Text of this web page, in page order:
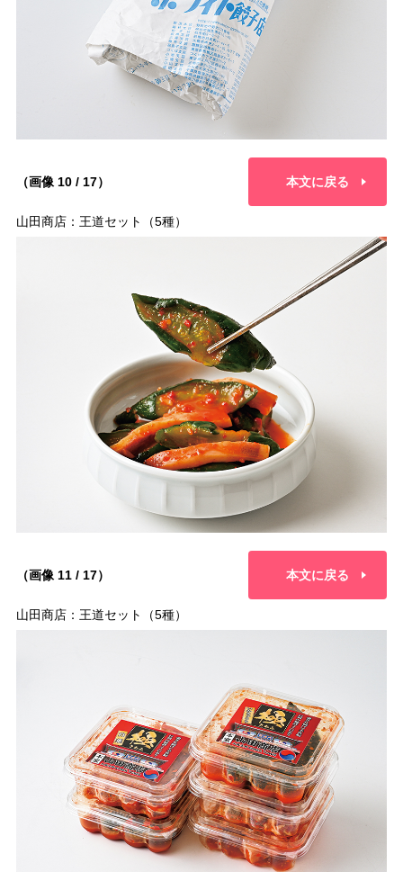
（画像 10 / 17） 本文に戻る
山田商店：王道セット（5種）
（画像 11 / 17） 本文に戻る
山田商店：王道セット（5種）